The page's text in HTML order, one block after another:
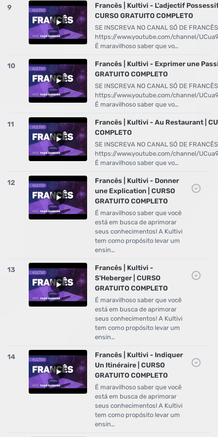
9
Francês | Kultivi - L'adjectif
CURSO GRATUITO COMPLETO
SE INSCREVA NO CANAL SÓ DE
https://www.youtube.com/channel/
É maravilhoso saber que vo…
10
Francês | Kultivi - Exprimer une
GRATUITO COMPLETO
SE INSCREVA NO CANAL SÓ DE
https://www.youtube.com/channel/
É maravilhoso saber que vo…
11
Francês | Kultivi - Au Restaurant |
COMPLETO
SE INSCREVA NO CANAL SÓ DE
https://www.youtube.com/channel/
É maravilhoso saber que vo…
12
Francês | Kultivi - Donner
une Explication | CURSO
GRATUITO COMPLETO
É maravilhoso saber que você
está em busca de aprimorar
seus conhecimentos! A Kultivi
tem como propósito levar um
ensin…
13
Francês | Kultivi -
S'Heberger | CURSO
GRATUITO COMPLETO
É maravilhoso saber que você
está em busca de aprimorar
seus conhecimentos! A Kultivi
tem como propósito levar um
ensin…
14
Francês | Kultivi - Indiquer
Un Itinéraire | CURSO
GRATUITO COMPLETO
É maravilhoso saber que você
está em busca de aprimorar
seus conhecimentos! A Kultivi
tem como propósito levar um
ensin…